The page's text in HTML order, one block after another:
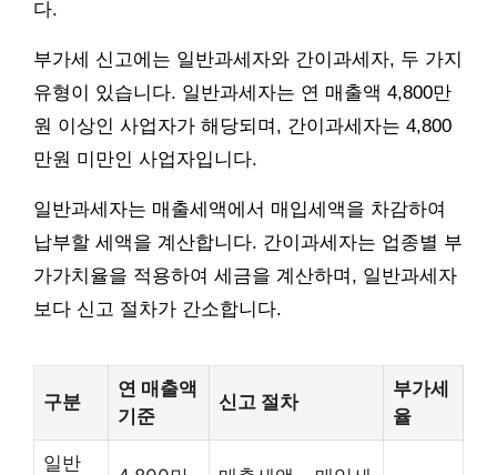
다.
부가세 신고에는 일반과세자와 간이과세자, 두 가지
유형이 있습니다. 일반과세자는 연 매출액 4,800만
원 이상인 사업자가 해당되며, 간이과세자는 4,800
만원 미만인 사업자입니다.
일반과세자는 매출세액에서 매입세액을 차감하여
납부할 세액을 계산합니다. 간이과세자는 업종별 부
가가치율을 적용하여 세금을 계산하며, 일반과세자
보다 신고 절차가 간소합니다.
구분
연 매출액
기준
신고 절차
부가세
율
일반